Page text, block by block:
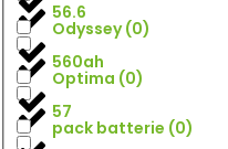
Odyssey(0)
Optima (0)
pack batterie (0)
56.6
560ah
57